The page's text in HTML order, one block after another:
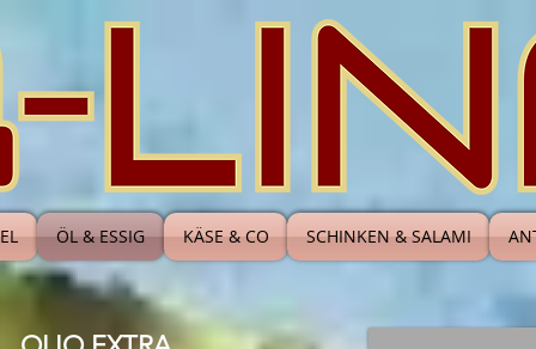
ÖL & ESSIG KÄSE & CO SCHINKEN & SALAMI